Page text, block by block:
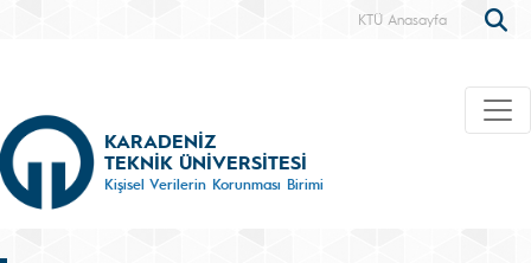
KTÜ Anasayfa
KARADENİZ
TEKNİK ÜNİVERSİTESİ
Kişisel Verilerin Korunması Birimi